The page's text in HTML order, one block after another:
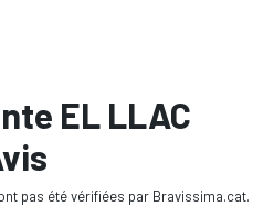
EL LLAC
pas été vérifiées par Bravissima.cat.